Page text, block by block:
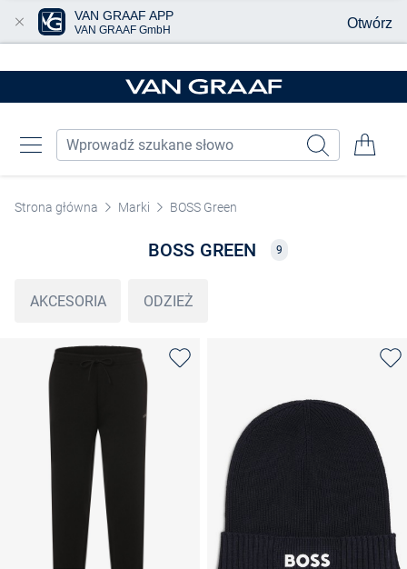
Strona główna Marki BOSS Green
BOSS GREEN 9
AKCESORIA ODZIEŻ
VAN GRAAF APP
VAN GRAAF GmbH Otwórz